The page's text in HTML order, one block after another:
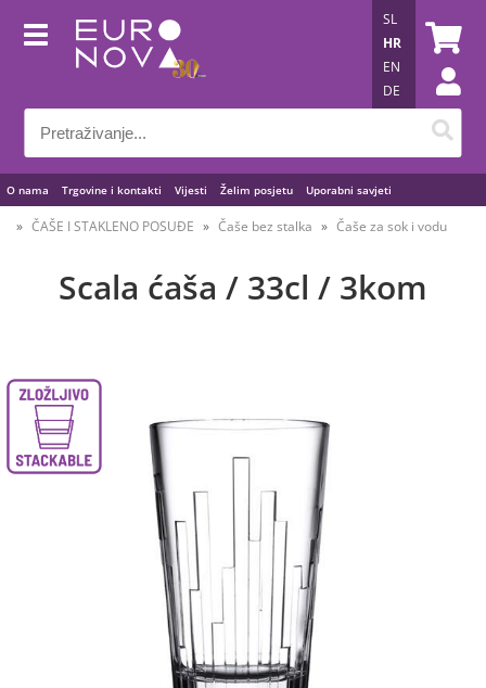
O nama Trgovine i kontakti Vijesti Želim posjetu Uporabni savjeti
SL
HR
EN
DE
ČAŠE I STAKLENO POSUĐE Čaše bez stalka Čaše za sok i vodu
Scala ćaša / 33cl / 3kom